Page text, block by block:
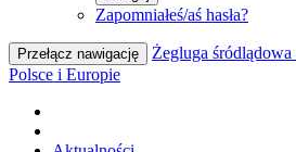
Zapomniałeś/aś hasła?
Przełącz nawigację
Żegluga
Polsce i Europie